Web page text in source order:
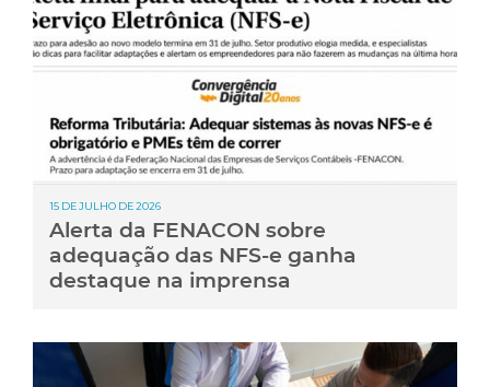
15 DE JULHO DE 2026
Alerta da FENACON sobre
adequação das NFS-e ganha
destaque na imprensa